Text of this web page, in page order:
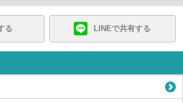
る LINEで共有する